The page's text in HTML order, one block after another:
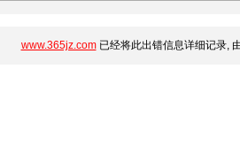
www.365jz.com已经将此出错信息详细记录,